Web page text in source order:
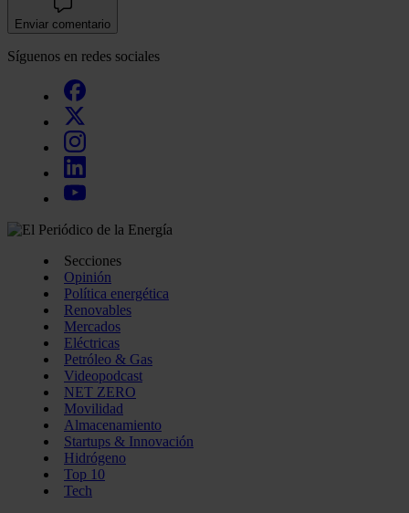
Enviar comentario
Síguenos en redes sociales
Secciones
Opinión
Política energética
Renovables
Mercados
Eléctricas
Petróleo & Gas
Videopodcast
NET ZERO
Movilidad
Almacenamiento
Startups & Innovación
Hidrógeno
Top 10
Tech